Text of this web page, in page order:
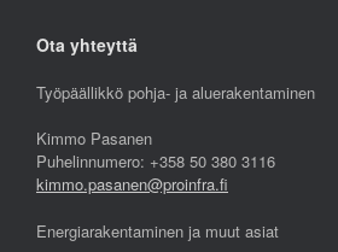
Ota yhteyttä
Työpäällikkö pohja- ja aluerakentaminen
Kimmo Pasanen
Puhelinnumero: +358 50 380 3116
kimmo.pasanen@proinfra.fi
Energiarakentaminen ja muut asiat